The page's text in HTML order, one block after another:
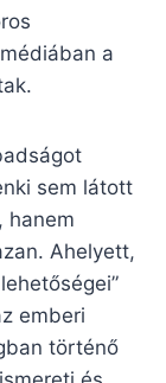
a
sem látott
hanem
Ahelyett,
emberi
történő